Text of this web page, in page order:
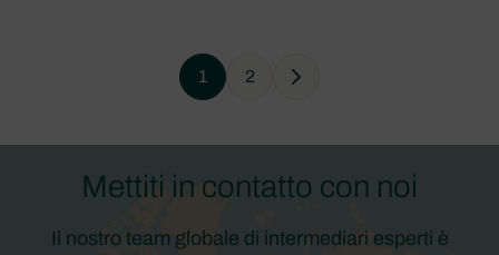
1 2 Next
Mettiti in contatto con noi
Il nostro team globale di intermediari esperti è